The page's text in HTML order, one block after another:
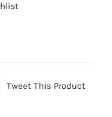
Tweet This Product